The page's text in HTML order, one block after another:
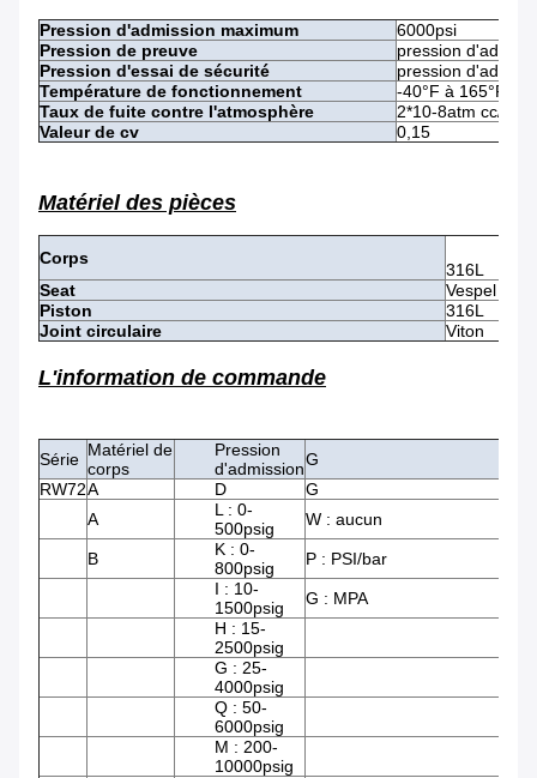
Pression d'admission maximum
6000psi
Pression de preuve
pression
Pression d'essai de sécurité
pression
Température de fonctionnement
-40°F à 165°F/à -
Taux de fuite contre l'atmosphère
2*10-8atm cc/sec
Valeur de cv
0,15
Matériel des pièces
Corps
316L
Seat
Vespel
Piston
316L
Joint circulaire
Viton
L'information de commande
Série Matériel de
corps
Pression
d'admissionG
RW72A D
G
A
L : 0-
500psig
W : aucun
B
K : 0-
800psig
P : PSI/bar
I : 10-
1500psig
G : MPA
H : 15-
2500psig
G : 25-
4000psig
Q : 50-
6000psig
M : 200-
10000psig